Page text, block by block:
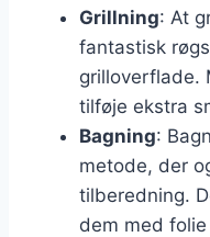
Grillning: At
fantastisk
grilloverflade.
tilføje ekstra
Bagning:
metode, der
tilberedning.
dem med